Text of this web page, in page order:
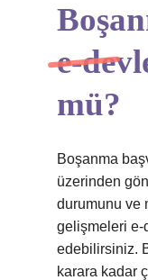
e-
mü?
Boşanma
üzerinden
durumunu ve
gelişmeleri e-
edebilirsiniz.
karara kadar